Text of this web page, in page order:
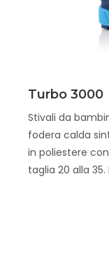
Scopri
Turbo 3000
Stivali da
fodera calda
in poliestere
taglia 20 alla